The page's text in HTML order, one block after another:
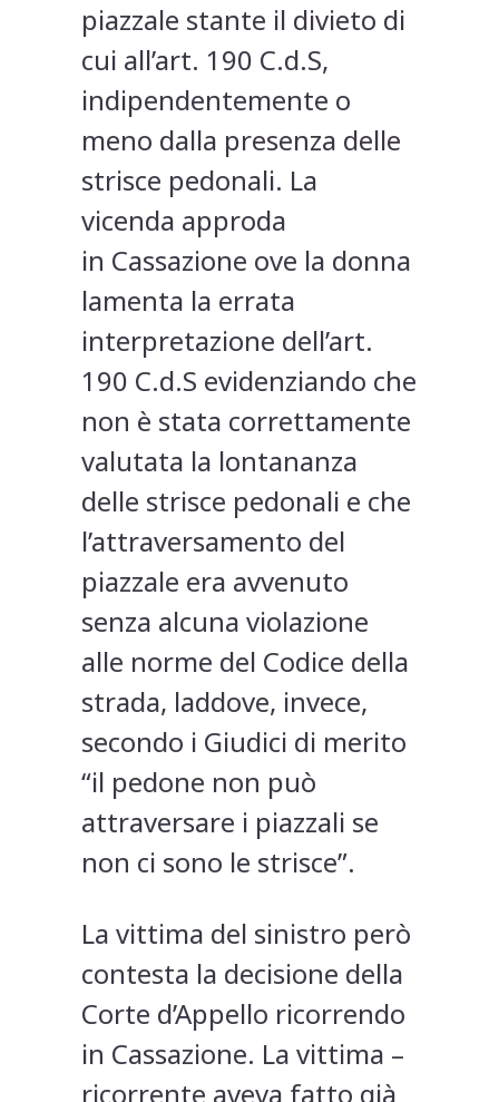
piazzale stante il divieto di
cui all’art. 190 C.d.S,
indipendentemente o
meno dalla presenza delle
strisce pedonali. La
vicenda approda
in Cassazione ove la donna
lamenta la errata
interpretazione dell’art.
190 C.d.S evidenziando che
non è stata correttamente
valutata la lontananza
delle strisce pedonali e che
l’attraversamento del
piazzale era avvenuto
senza alcuna violazione
alle norme del Codice della
strada, laddove, invece,
secondo i Giudici di merito
“il pedone non può
attraversare i piazzali se
non ci sono le strisce”.
La vittima del sinistro però
contesta la decisione della
Corte d’Appello ricorrendo
in Cassazione. La vittima –
ricorrente aveva fatto già